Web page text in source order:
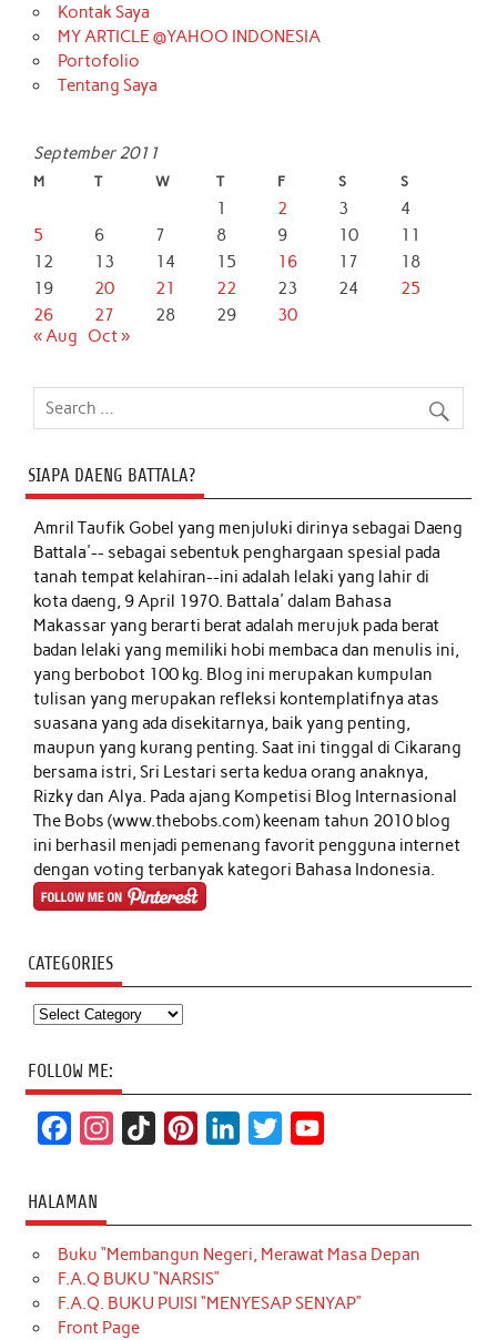
Kontak Saya
MY ARTICLE @YAHOO INDONESIA
Portofolio
Tentang Saya
September 2011
M T W T F S S
1 2 3
4
5
6 7 8 9 10
11
12
13 14 15 16 17
18
19
20 21 22 23 24
25
26
27 28 29
30
« Aug
Oct »
SIAPA DAENG BATTALA?
Amril Taufik Gobelyang menjuluki dirinya sebagai Daeng
Battala'-- sebagai sebentuk penghargaan spesial pada
tanah tempat kelahiran--ini adalah lelaki yang lahir di
kota daeng, 9 April 1970. Battala' dalam Bahasa
Makassar yang berarti berat adalah merujuk pada berat
badan lelaki yang memiliki hobi membaca dan menulis ini,
yang berbobot 100 kg. Blog ini merupakan kumpulan
tulisan yang merupakan refleksi kontemplatifnya atas
suasana yang ada disekitarnya, baik yang penting,
maupun yang kurang penting. Saat ini tinggal di Cikarang
bersama istri, Sri Lestari serta kedua orang anaknya,
Rizky dan Alya. Pada ajang Kompetisi Blog Internasional
The Bobs (www.thebobs.com) keenam tahun 2010 blog
ini berhasil menjadi pemenang favorit pengguna internet
dengan voting terbanyak kategori Bahasa Indonesia.
CATEGORIES
Categories
FOLLOW ME:
c
e
b
o
o
t
a
g
r
T
o
k
t
e
r
k
e
d
t
t
e
T
u
b
HALAMAN
Buku “Membangun Negeri, Merawat Masa Depan
F.A.Q BUKU “NARSIS”
F.A.Q. BUKU PUISI “MENYESAP SENYAP”
Front Page